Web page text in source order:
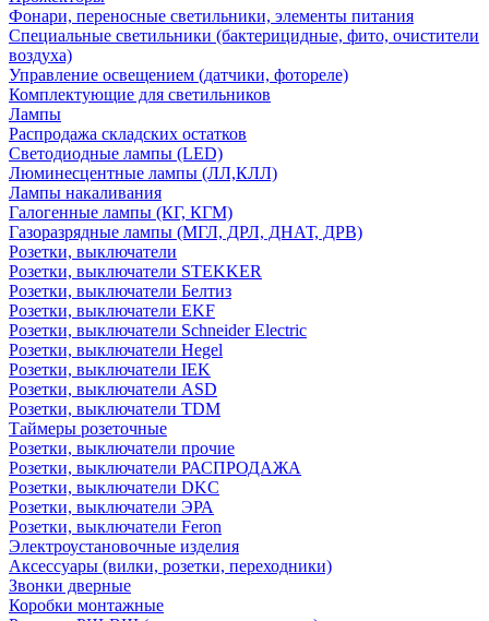
Фонари, переносные светильники, элементы питания
Специальные светильники (бактерицидные, фито, очистители
воздуха)
Управление освещением (датчики, фотореле)
Комплектующие для светильников
Лампы
Распродажа складских остатков
Светодиодные лампы (LED)
Люминесцентные лампы (ЛЛ,КЛЛ)
Лампы накаливания
Галогенные лампы (КГ, КГМ)
Газоразрядные лампы (МГЛ, ДРЛ, ДНАТ, ДРВ)
Розетки, выключатели
Розетки, выключатели STEKKER
Розетки, выключатели Белтиз
Розетки, выключатели EKF
Розетки, выключатели Schneider Electric
Розетки, выключатели Hegel
Розетки, выключатели IEK
Розетки, выключатели ASD
Розетки, выключатели TDM
Таймеры розеточные
Розетки, выключатели прочие
Розетки, выключатели РАСПРОДАЖА
Розетки, выключатели DKC
Розетки, выключатели ЭРА
Розетки, выключатели Feron
Электроустановочные изделия
Аксессуары (вилки, розетки, переходники)
Звонки дверные
Коробки монтажные